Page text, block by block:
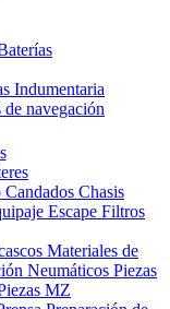
Indumentaria
de navegación
Candados Chasis
Escape Filtros
Materiales de
Neumáticos Piezas
MZ